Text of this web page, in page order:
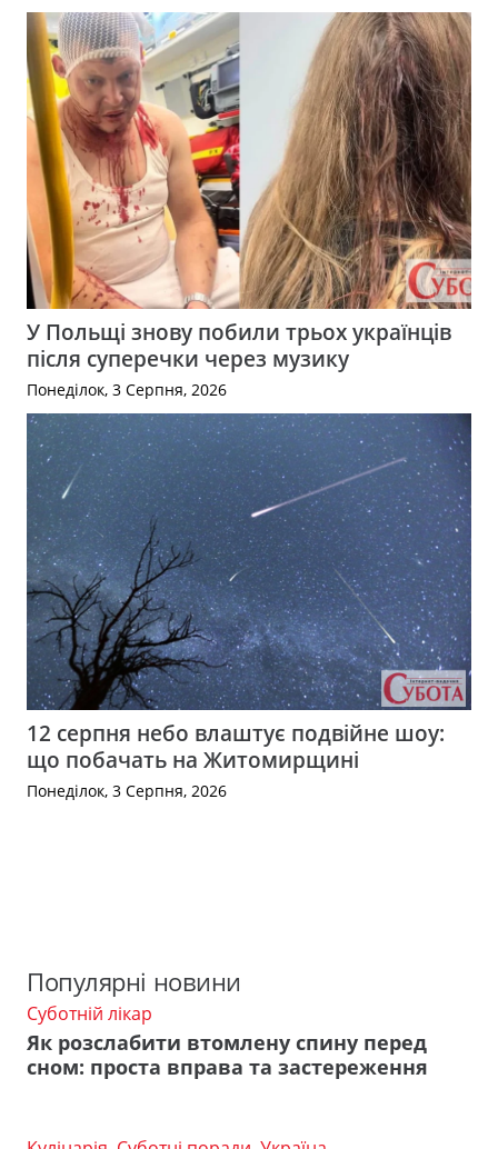
У Польщі знову побили трьох українців
після суперечки через музику
Понеділок, 3 Серпня, 2026
12 серпня небо влаштує подвійне шоу:
що побачать на Житомирщині
Понеділок, 3 Серпня, 2026
Популярні новини
Суботній лікар
Як розслабити втомлену спину перед
сном: проста вправа та застереження